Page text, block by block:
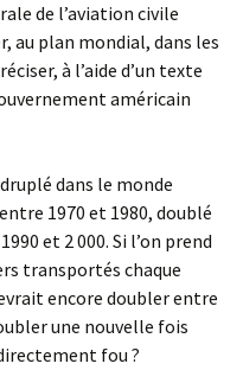
de l’aviation civile
au plan mondial, dans les
à l’aide d’un texte
américain
dans le monde
1970 et 1980, doublé
et 2 000. Si l’on prend
transportés chaque
encore doubler entre
une nouvelle fois
fou ?